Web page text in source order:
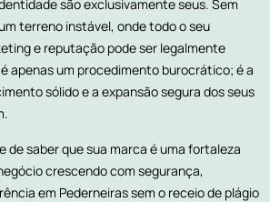
são exclusivamente seus. Sem
terreno instável, onde todo o seu
e reputação pode ser legalmente
apenas um procedimento burocrático; é a
sólido e a expansão segura dos seus
de saber que sua marca é uma fortaleza
crescendo com segurança,
em Pederneiras sem o receio de plágio